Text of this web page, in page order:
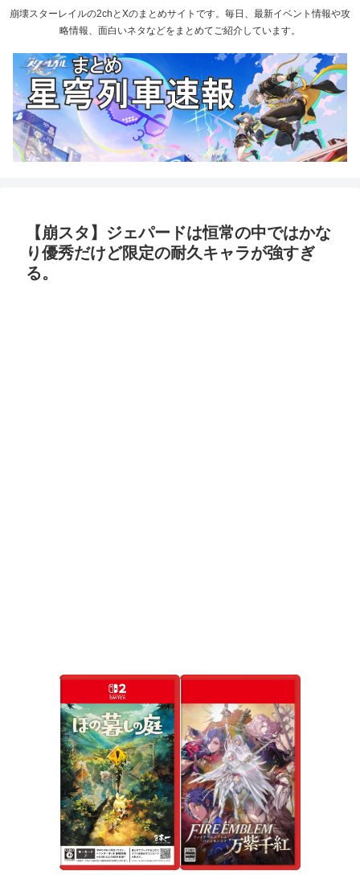
崩壊スターレイルの2chとXのまとめサイトです。毎日、最新イベント情報や攻
略情報、面白いネタなどをまとめてご紹介しています。
【崩スタ】ジェパードは恒常の中ではかな
り優秀だけど限定の耐久キャラが強すぎ
る。